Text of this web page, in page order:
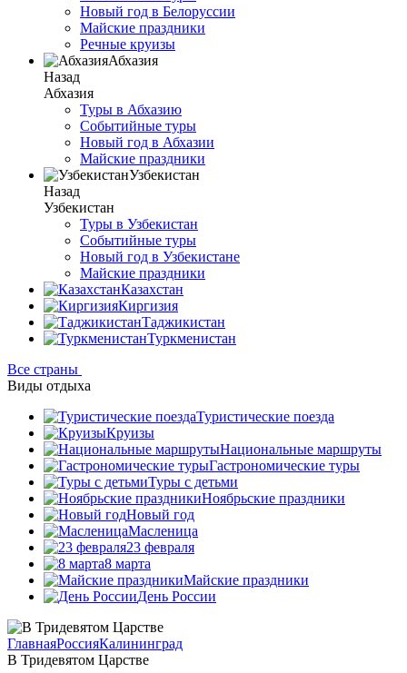
Новый год в Белоруссии
Майские праздники
Речные круизы
Абхазия
Назад
Абхазия
Туры в Абхазию
Событийные туры
Новый год в Абхазии
Майские праздники
Узбекистан
Назад
Узбекистан
Туры в Узбекистан
Событийные туры
Новый год в Узбекистане
Майские праздники
Казахстан
Киргизия
Таджикистан
Туркменистан
Все страны
Виды отдыха
Туристические поезда
Круизы
Национальные маршруты
Гастрономические туры
Туры с детьми
Ноябрьские праздники
Новый год
Масленица
23 февраля
8 марта
Майские праздники
День России
ГлавнаяРоссияКалининград
В Тридевятом Царстве